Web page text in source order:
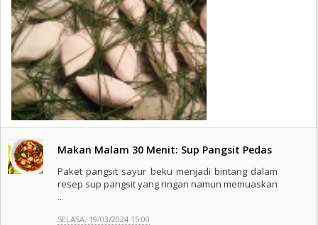
Makan Malam 30 Menit: Sup Pangsit Pedas
Paket pangsit sayur beku menjadi bintang dalam
resep sup pangsit yang ringan namun memuaskan
..
SELASA, 19/03/2024 15:00